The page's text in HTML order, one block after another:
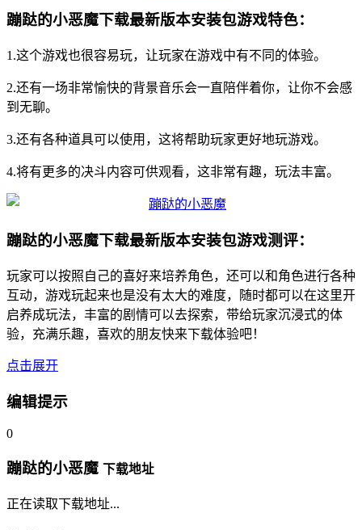
蹦跶的小恶魔下载最新版本安装包游戏特色：
1.这个游戏也很容易玩，让玩家在游戏中有不同的体验。
2.还有一场非常愉快的背景音乐会一直陪伴着你，让你不会感
到无聊。
3.还有各种道具可以使用，这将帮助玩家更好地玩游戏。
4.将有更多的决斗内容可供观看，这非常有趣，玩法丰富。
蹦跶的小恶魔下载最新版本安装包游戏测评：
玩家可以按照自己的喜好来培养角色，还可以和角色进行各种
互动，游戏玩起来也是没有太大的难度，随时都可以在这里开
启养成玩法，丰富的剧情可以去探索，带给玩家沉浸式的体
验，充满乐趣，喜欢的朋友快来下载体验吧！
点击展开
编辑提示
0
蹦跶的小恶魔 下载地址
正在读取下载地址...